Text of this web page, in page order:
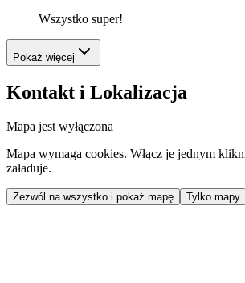
Wszystko super!
Pokaż więcej
Kontakt i Lokalizacja
Mapa jest wyłączona
Mapa wymaga cookies. Włącz je jednym
załaduje.
Zezwól na wszystko i pokaż mapę Tylko mapy